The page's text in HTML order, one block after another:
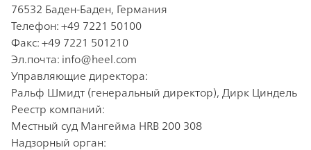
76532 Баден-Баден, Германия
Телефон: +49 7221 50100
Факс: +49 7221 501210
Эл.почта: info@heel.com
Управляющие директора:
Ральф Шмидт (генеральный директор), Дирк Циндель
Реестр компаний:
Местный суд Мангейма HRB 200 308
Надзорный орган: